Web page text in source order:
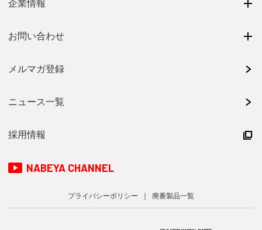
企業情報
お問い合わせ
メルマガ登録
ニュース一覧
採用情報
NABEYA CHANNEL
プライバシーポリシー 廃番製品一覧